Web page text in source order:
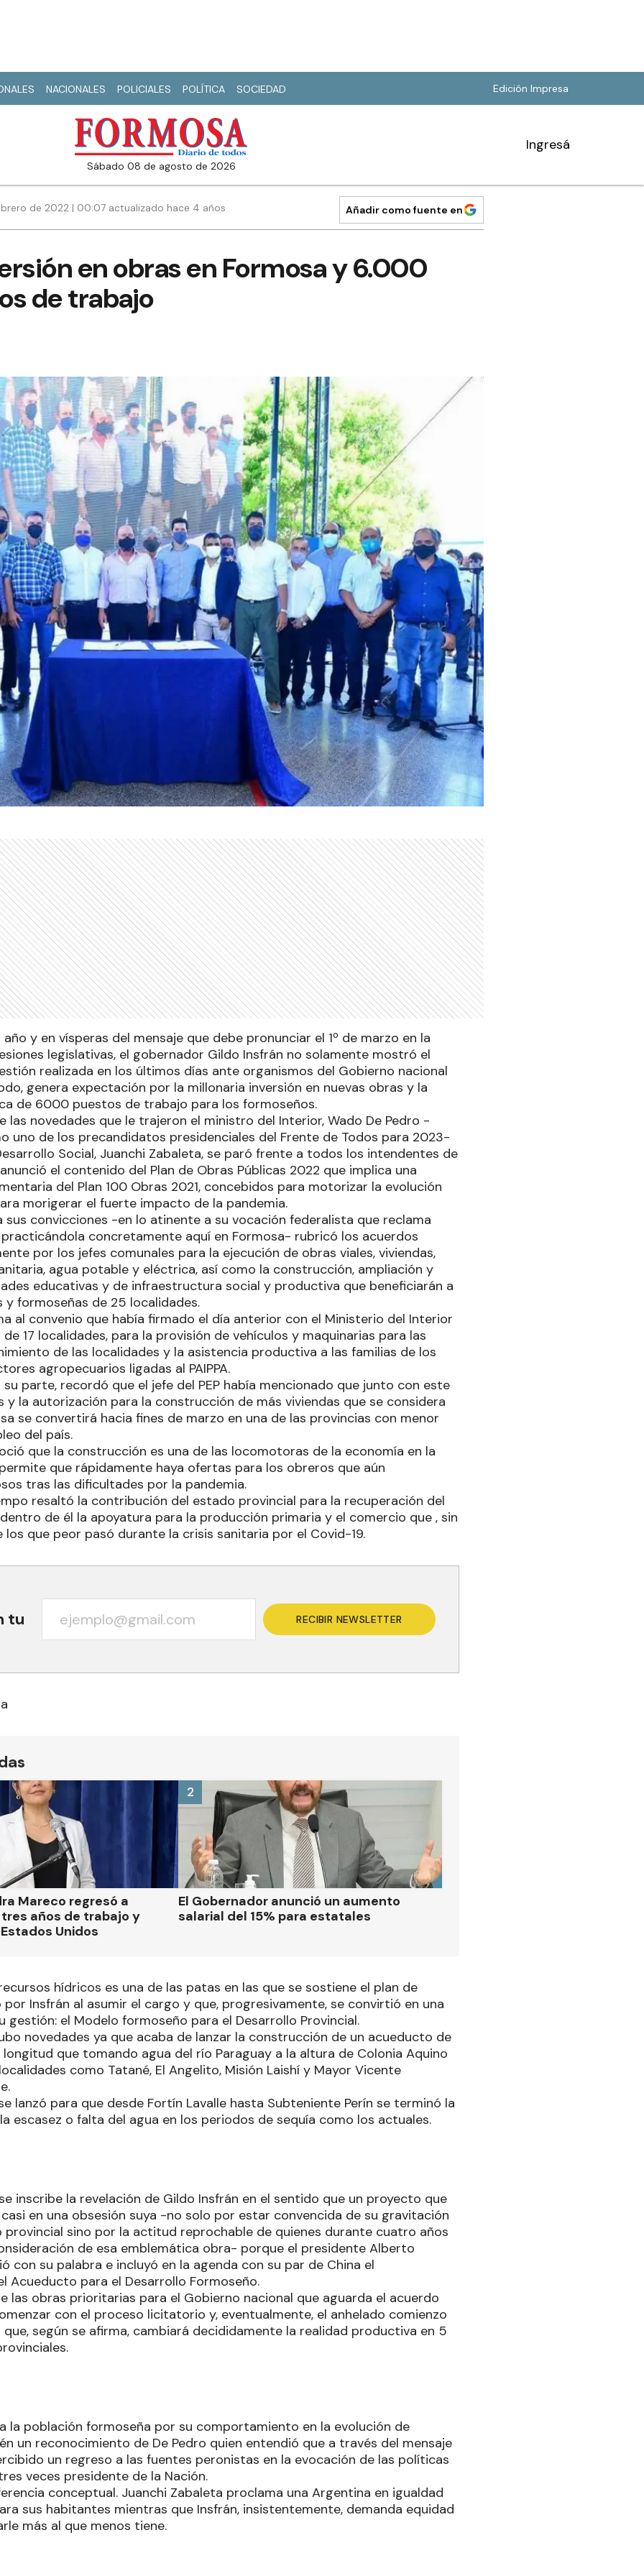
NACIONALES POLICIALES POLÍTICA SOCIEDAD Edición Impresa
sábado 08 de agosto de 2026
Ingresá
de 2022 | 00:07 actualizado hace 4 años Añadir como fuente en
en obras en Formosa y 6.000
de trabajo
y en vísperas del mensaje que debe pronunciar el 1º de marzo en la
legislativas, el gobernador Gildo Insfrán no solamente mostró el
realizada en los últimos días ante organismos del Gobierno nacional
genera expectación por la millonaria inversión en nuevas obras y la
de 6000 puestos de trabajo para los formoseños.
las novedades que le trajeron el ministro del Interior, Wado De Pedro -
uno de los precandidatos presidenciales del Frente de Todos para 2023-
Social, Juanchi Zabaleta, se paró frente a todos los intendentes de
el contenido del Plan de Obras Públicas 2022 que implica una
del Plan 100 Obras 2021, concebidos para motorizar la evolución
morigerar el fuerte impacto de la pandemia.
sus convicciones -en lo atinente a su vocación federalista que reclama
concretamente aquí en Formosa- rubricó los acuerdos
por los jefes comunales para la ejecución de obras viales, viviendas,
agua potable y eléctrica, así como la construcción, ampliación y
educativas y de infraestructura social y productiva que beneficiarán a
y formoseñas de 25 localidades.
al convenio que había firmado el día anterior con el Ministerio del Interior
17 localidades, para la provisión de vehículos y maquinarias para las
de las localidades y la asistencia productiva a las familias de los
agropecuarios ligadas al PAIPPA.
parte, recordó que el jefe del PEP había mencionado que junto con este
y la autorización para la construcción de más viviendas que se considera
se convertirá hacia fines de marzo en una de las provincias con menor
del país.
que la construcción es una de las locomotoras de la economía en la
que rápidamente haya ofertas para los obreros que aún
tras las dificultades por la pandemia.
resaltó la contribución del estado provincial para la recuperación del
de él la apoyatura para la producción primaria y el comercio que , sin
los que peor pasó durante la crisis sanitaria por el Covid-19.
tu RECIBIR NEWSLETTER
Mareco regresó a
años de trabajo y
Unidos
El Gobernador anunció un aumento
salarial del 15% para estatales
2
hídricos es una de las patas en las que se sostiene el plan de
Insfrán al asumir el cargo y que, progresivamente, se convirtió en una
gestión: el Modelo formoseño para el Desarrollo Provincial.
novedades ya que acaba de lanzar la construcción de un acueducto de
que tomando agua del río Paraguay a la altura de Colonia Aquino
como Tatané, El Angelito, Misión Laishí y Mayor Vicente
lanzó para que desde Fortín Lavalle hasta Subteniente Perín se terminó la
escasez o falta del agua en los periodos de sequía como los actuales.
inscribe la revelación de Gildo Insfrán en el sentido que un proyecto que
en una obsesión suya -no solo por estar convencida de su gravitación
provincial sino por la actitud reprochable de quienes durante cuatro años
de esa emblemática obra- porque el presidente Alberto
con su palabra e incluyó en la agenda con su par de China el
Acueducto para el Desarrollo Formoseño.
las obras prioritarias para el Gobierno nacional que aguarda el acuerdo
con el proceso licitatorio y, eventualmente, el anhelado comienzo
según se afirma, cambiará decididamente la realidad productiva en 5
la población formoseña por su comportamiento en la evolución de
un reconocimiento de De Pedro quien entendió que a través del mensaje
un regreso a las fuentes peronistas en la evocación de las políticas
veces presidente de la Nación.
conceptual. Juanchi Zabaleta proclama una Argentina en igualdad
sus habitantes mientras que Insfrán, insistentemente, demanda equidad
más al que menos tiene.